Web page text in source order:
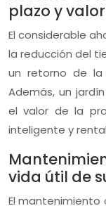
plazo y
El considerable
la reducción del
un retorno de la
Además, un
el valor de la
inteligente y
vida útil de
El